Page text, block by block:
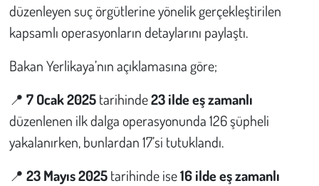
düzenleyen suç örgütlerine yönelik gerçekleştirilen
kapsamlı operasyonların detaylarını paylaştı.
Bakan Yerlikaya’nın açıklamasına göre;
📍 7 Ocak 2025tarihinde23 ilde eş zamanlı
düzenlenen ilk dalga operasyonunda 126 şüpheli
yakalanırken, bunlardan 17’si tutuklandı.
📍 23 Mayıs 2025tarihinde ise16 ilde eş zamanlı
Hayvan Hakları
Günün İçinden